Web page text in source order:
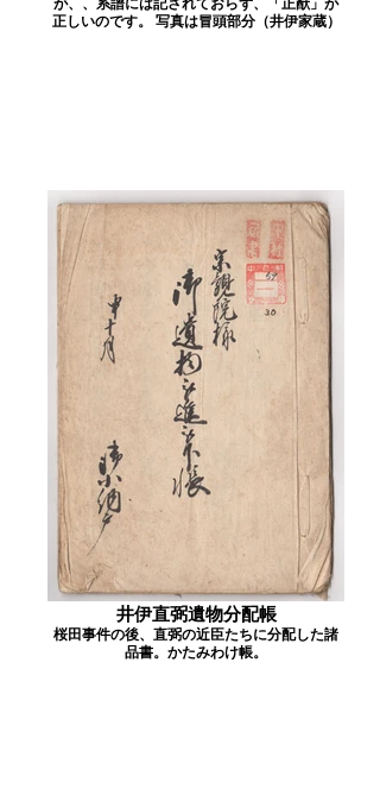
正しいのです。 写真は冒頭部分（井伊家蔵）
井伊直弼遺物分配帳
桜田事件の後、直弼の近臣たちに分配した諸
品書。かたみわけ帳。